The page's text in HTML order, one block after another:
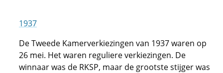
1937
De Tweede Kamerverkiezingen van 1937 waren op
26 mei. Het waren reguliere verkiezingen. De
winnaar was de RKSP, maar de grootste stijger was